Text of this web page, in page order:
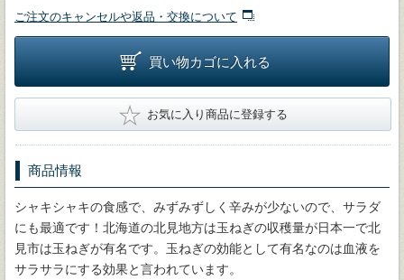
ご注文のキャンセルや返品・交換について
買い物カゴに入れる
★ お気に入り商品に登録する
商品情報
シャキシャキの食感で、みずみずしく辛みが少ないので、サラダ
にも最適です！北海道の北見地方は玉ねぎの収穫量が日本一で北
見市は玉ねぎが有名です。玉ねぎの効能として有名なのは血液を
サラサラにする効果と言われています。